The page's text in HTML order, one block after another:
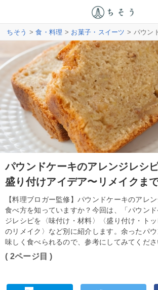
ちそう >食・料理 > お菓子・スイーツ > パウン
パウンドケーキのアレンジレシ
盛り付けアイデア〜リメイクま
【料理ブロガー監修】パウンドケーキのアレ
食べ方を知っていますか？今回は、「パウン
ジレシピを〈味付け・材料〉〈盛り付け・ト
のリメイク〉など別に紹介します。余ったパ
味しく食べられるので、参考にしてみてくださ
( 2ページ目 )